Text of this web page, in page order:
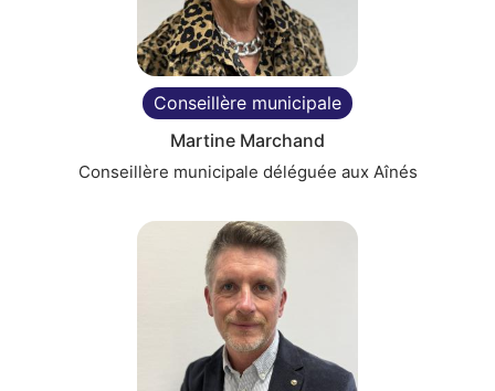
Conseillère municipale
Martine Marchand
Conseillère municipale déléguée aux Aînés